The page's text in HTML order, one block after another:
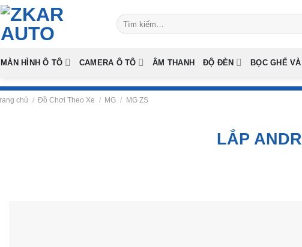
Skip
content
Tìm
kiếm:
MÀN HÌNH Ô TÔ CAMERA Ô TÔ ÂM THANH ĐỘ ĐÈN BỌC GHẾ
chủ / Đồ Chơi Theo Xe / MG / MG ZS
LẮP